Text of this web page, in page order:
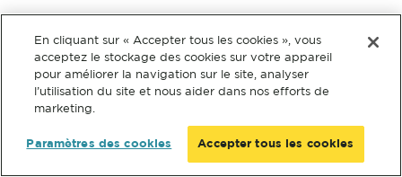
En cliquant sur « Accepter tous les cookies », vous
acceptez le stockage des cookies sur votre appareil
pour améliorer la navigation sur le site, analyser
l’utilisation du site et nous aider dans nos efforts de
marketing.
Paramètres des cookies Accepter tous les cookies